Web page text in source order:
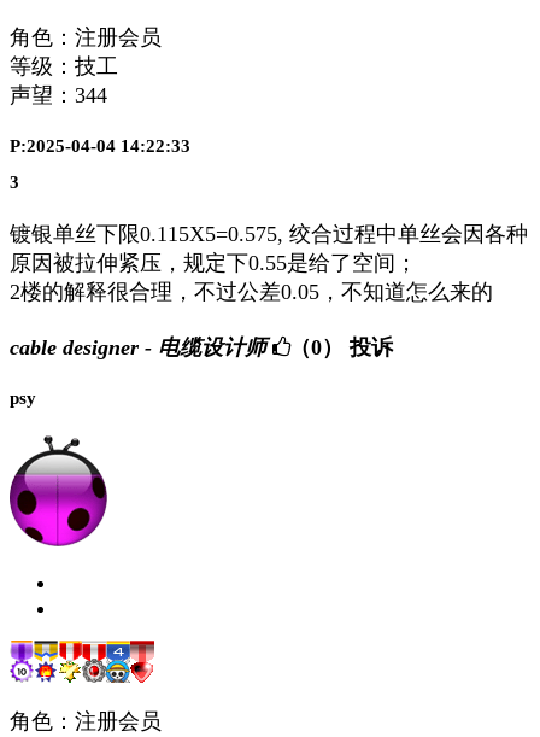
角色：注册会员
等级：技工
声望： 344
P:2025-04-04 14:22:33
3
镀银单丝下限0.115X5=0.575, 绞合过程中单丝会因各种
原因被拉伸紧压，规定下0.55是给了空间；
2楼的解释很合理，不过公差0.05，不知道怎么来的
cable designer - 电缆设计师 （0） 投诉
psy
角色：注册会员